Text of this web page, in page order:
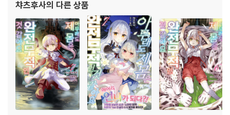
챠츠후사의 다른 상품